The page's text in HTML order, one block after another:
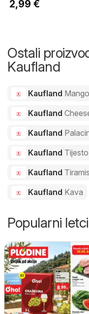
2,99 €
Ostali
Kaufland
Kaufland Mango
Kaufland
Kaufland
Kaufland
Kaufland
Kaufland Kava
Popularni